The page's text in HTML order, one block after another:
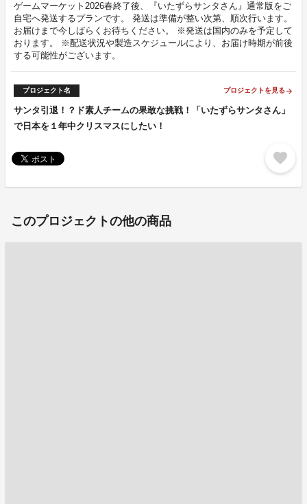
ゲームマーケット2026春終了後、『いたずらサンタさん』通常版をご
自宅へ発送するプランです。 発送は準備が整い次第、順次行います。
お届けまで今しばらくお待ちください。 ※発送は国内のみを予定して
おります。 ※配送状況や製造スケジュールにより、お届け時期が前後
する可能性がございます。
プロジェクト名 プロジェクトを見る arrow_forward
サンタ引退！？ド素人チームの果敢な挑戦！「いたずらサンタさん」
で日本を１年中クリスマスにしたい！
favorite
このプロジェクトの他の商品